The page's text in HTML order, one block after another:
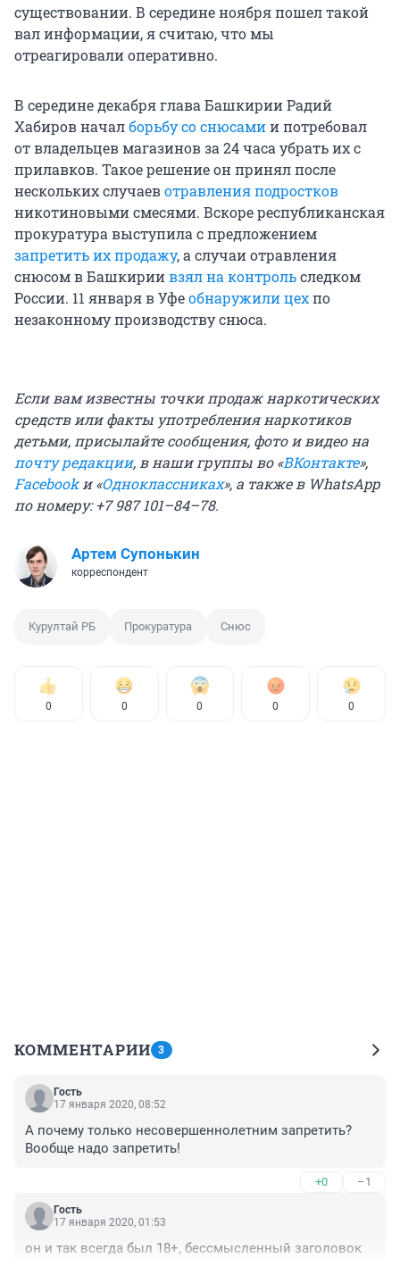
существовании. В середине ноября пошел такой
вал информации, я считаю, что мы
отреагировали оперативно.
В середине декабря глава Башкирии Радий
Хабиров началборьбу со снюсамии потребовал
от владельцев магазинов за 24 часа убрать их с
прилавков. Такое решение он принял после
нескольких случаевотравления подростков
никотиновыми смесями. Вскоре республиканская
прокуратура выступила с предложением
запретить их продажу, а случаи отравления
снюсом в Башкириивзял на контрольследком
России. 11 января в Уфеобнаружили цехпо
незаконному производству снюса.
Если вам известны точки продаж наркотических
средств или факты употребления наркотиков
детьми, присылайте сообщения, фото и видео на
почту редакции, в наши группы во «ВКонтакте»,
Facebookи «Одноклассниках», а также в WhatsApp
по номеру: +7 987 101–84–78.
Артем Супонькин
корреспондент
Курултай РБ Прокуратура Снюс
0 0 0 0 0
КОММЕНТАРИИ 3
Гость
17 января 2020, 08:52
А почему только несовершеннолетним запретить?
Вообще надо запретить!
+0 –1
Гость
17 января 2020, 01:53
он и так всегда был 18+, бессмысленный заголовок